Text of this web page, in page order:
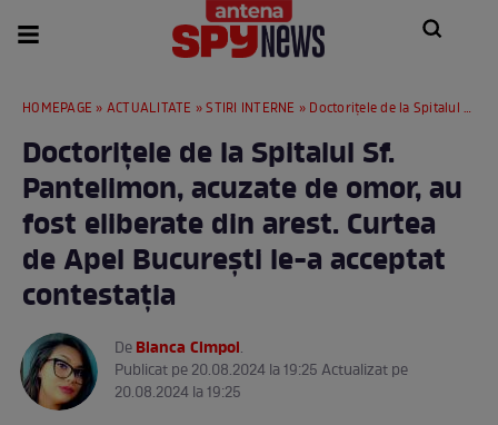
HOMEPAGE » ACTUALITATE »STIRI INTERNE » Doctorițele de la Spitalul Sf. Pantelimon, acuzate de omor, au fost eliberate din arest. Curtea de Apel București le-a acceptat contestația
Doctorițele de la Spitalul Sf.
Pantelimon, acuzate de omor, au
fost eliberate din arest. Curtea
de Apel București le-a acceptat
contestația
DeBianca Cimpoi.
Publicat pe 20.08.2024 la 19:25 Actualizat pe
20.08.2024 la 19:25